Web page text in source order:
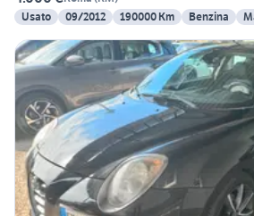
Usato
09/2012 190000 Km Benzina